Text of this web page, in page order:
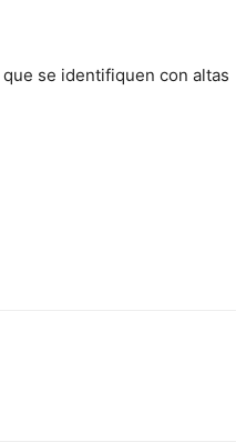
se identifiquen con altas